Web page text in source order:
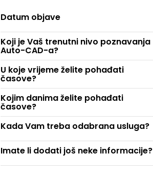
Datum objave
Koji je Vaš trenutni nivo poznavanja
Auto-CAD-a?
U koje vrijeme želite pohađati
časove?
Kojim danima želite pohađati
časove?
Kada Vam treba odabrana usluga?
Imate li dodati još neke informacije?